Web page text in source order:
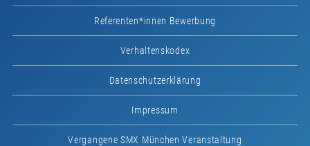
Referenten*innen Bewerbung
Verhaltenskodex
Datenschutzerklärung
Impressum
Vergangene SMX München Veranstaltung